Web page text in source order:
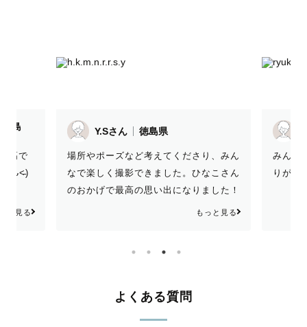
徳島
高で
๑˃̵ᴗ˂̵)
と見る
Y.Sさん 徳島県
場所やポーズなど考えてくださり、みん
なで楽しく撮影できました。ひなこさん
のおかげで最高の思い出になりました！
出来上がった写真もいい写真ばかりで感
もっと見る
みんな
りがと
よくある質問